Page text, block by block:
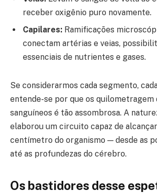
receber oxigênio puro novamente.
Capilares: Ramificações
conectam artérias e veias,
essenciais de nutrientes e gases.
Se considerarmos cada segmento,
entende-se por que os quilometragem
sanguíneos é tão assombrosa. A
elaborou um circuito capaz de
centímetro do organismo — desde as
até as profundezas do cérebro.
Os bastidores desse